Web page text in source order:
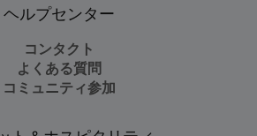
ヘルプセンター
コンタクト
よくある質問
コミュニティ参加